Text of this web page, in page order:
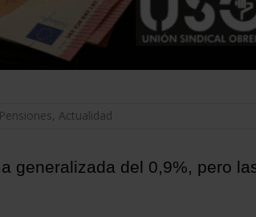
Pensiones, Actualidad
generalizada del 0,9%, pero